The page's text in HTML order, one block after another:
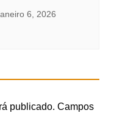
6, 2026
publicado. Campos